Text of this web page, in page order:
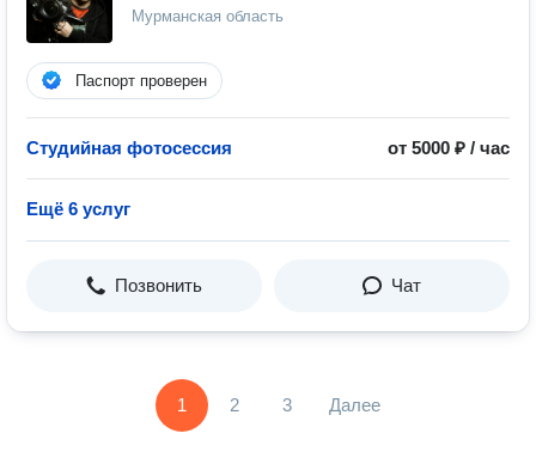
Мурманская область
Паспорт проверен
Студийная фотосессия от 5000 ₽ / час
Ещё 6 услуг
Позвонить Чат
1 2 3 Далее